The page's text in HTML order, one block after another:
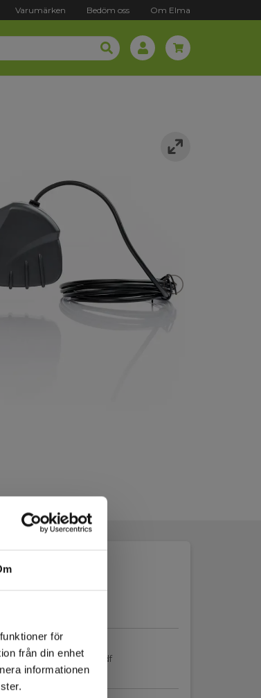
för
från din enhet
informationen
Varumärken Bedöm oss Om Elma